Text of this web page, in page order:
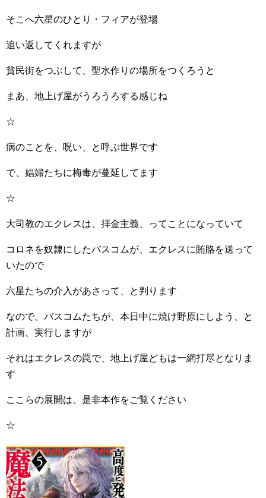
そこへ六星のひとり・フィアが登場
追い返してくれますが
貧民街をつぶして、聖水作りの場所をつくろうと
まあ、地上げ屋がうろうろする感じね
☆
病のことを、呪い、と呼ぶ世界です
で、娼婦たちに梅毒が蔓延してます
☆
大司教のエクレスは、拝金主義、ってことになっていて
コロネを奴隷にしたバスコムが、エクレスに賄賂を送って
いたので
六星たちの介入があさって、と判ります
なので、バスコムたちが、本日中に焼け野原にしよう、と
計画、実行しますが
それはエクレスの罠で、地上げ屋どもは一網打尽となりま
す
ここらの展開は、是非本作をご覧ください
☆